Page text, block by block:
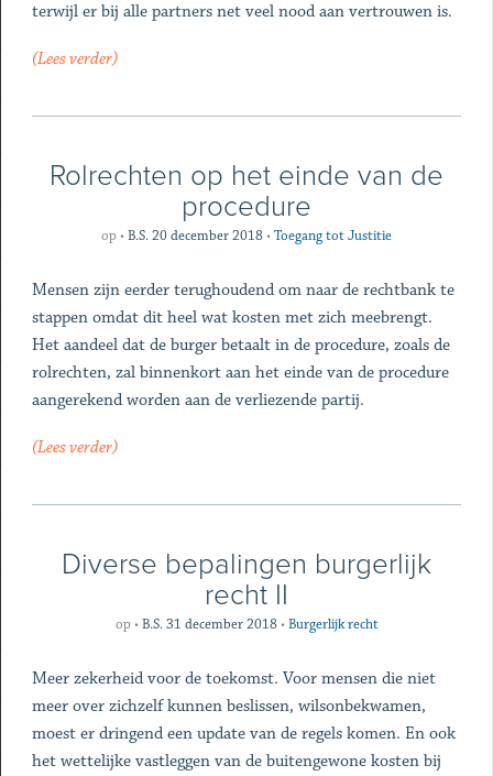
terwijl er bij alle partners net veel nood aan vertrouwen is.
(Lees verder)
Rolrechten op het einde van de
procedure
op•B.S. 20 december 2018•Toegang tot Justitie
Mensen zijn eerder terughoudend om naar de rechtbank te
stappen omdat dit heel wat kosten met zich meebrengt.
Het aandeel dat de burger betaalt in de procedure, zoals de
rolrechten, zal binnenkort aan het einde van de procedure
aangerekend worden aan de verliezende partij.
(Lees verder)
Diverse bepalingen burgerlijk
recht II
op •B.S. 31 december 2018 •Burgerlijk recht
Meer zekerheid voor de toekomst. Voor mensen die niet
meer over zichzelf kunnen beslissen, wilsonbekwamen,
moest er dringend een update van de regels komen. En ook
het wettelijke vastleggen van de buitengewone kosten bij